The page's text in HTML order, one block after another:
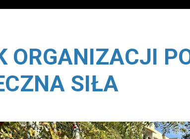
packages/builder/elements/
ORGANIZACJI
SIŁA